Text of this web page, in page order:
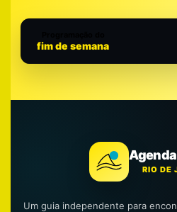
fim de semana
RIO DE
Um guia independente para